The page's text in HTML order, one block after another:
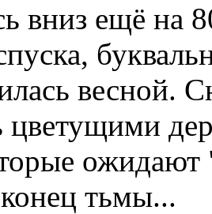
вниз ещё на
весной.
цветущими
ожидают
тьмы...